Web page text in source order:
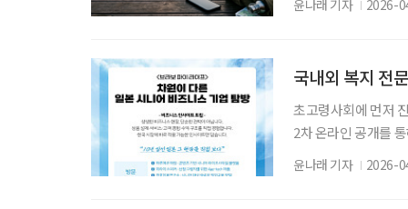
SNS를 반복적 소
윤나래 기자 2026-
국내외 복지 전
초고령사회에 먼저
2차 온라인 공개를
함께 가는가’와 ‘
방의 성격과 깊이
윤나래 기자 2026-